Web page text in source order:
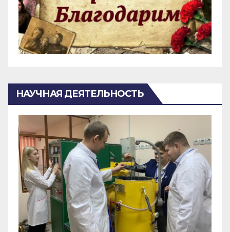
НАУЧНАЯ ДЕЯТЕЛЬНОСТЬ